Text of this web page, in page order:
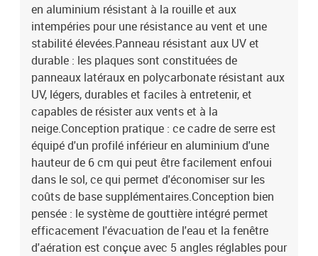
en aluminium résistant à la rouille et aux
intempéries pour une résistance au vent et une
stabilité élevées.Panneau résistant aux UV et
durable : les plaques sont constituées de
panneaux latéraux en polycarbonate résistant aux
UV, légers, durables et faciles à entretenir, et
capables de résister aux vents et à la
neige.Conception pratique : ce cadre de serre est
équipé d'un profilé inférieur en aluminium d'une
hauteur de 6 cm qui peut être facilement enfoui
dans le sol, ce qui permet d'économiser sur les
coûts de base supplémentaires.Conception bien
pensée : le système de gouttière intégré permet
efficacement l'évacuation de l'eau et la fenêtre
d'aération est conçue avec 5 angles réglables pour